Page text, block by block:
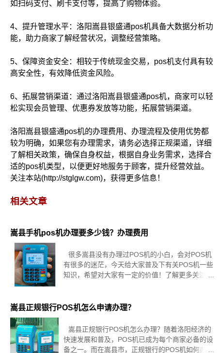
如扫码支付、刷卡支付等，提高了购物体验。
4、提升管理水平：洛阳嵩县银盛通pos机具备大数据分析功
能，助力商家了解经营状况，调整经营策略。
5、保障资金安全：相较于传统现金交易，pos机支付具有较
高安全性，有效降低资金风险。
6、拓展营销渠道：通过洛阳嵩县银盛通pos机，商家可以轻
松实现会员管理、优惠券发放等功能，拓展营销渠道。
洛阳嵩县银盛通pos机的办理费用、办理流程及使用优势都
较为明确，如果您有办理需求，请务必选择正规渠道，详细
了解相关政策，确保自身权益，根据自身业务需求，选择合
适的pos机类型，以便更好地服务于顾客，提升经营效益。
关注本站(http://stglgw.com)，获得更多信息！
相关文章
嵩县手机pos机办理要多少钱？办理费用
很多嵩县没有办理过POS机的小白，会对POS机
有很多的迷茫，今天给大家普及下有关POS机一些
知识，希望对大家有一定的价值！了解更多关注本
区，手机POS机的办
嵩县正规银行POS机怎么申请办理？
嵩县正规银行POS机怎么办理？随着洛阳经济的
快速发展和普及，POS机已成为每个商家必备的设
备之一。而在嵩县市，正规银行的POS机如何办